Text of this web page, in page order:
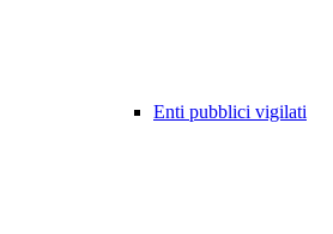
Enti pubblici vigilati